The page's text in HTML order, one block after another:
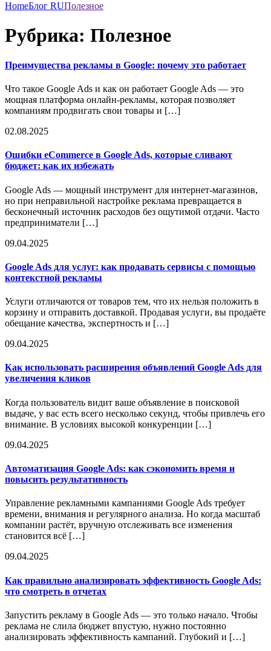
HomeБлог RUПолезное
Рубрика: Полезное
Преимущества рекламы в Google: почему это работает
Что такое Google Ads и как он работает Google Ads — это
мощная платформа онлайн-рекламы, которая позволяет
компаниям продвигать свои товары и […]
02.08.2025
Ошибки eCommerce в Google Ads, которые сливают
бюджет: как их избежать
Google Ads — мощный инструмент для интернет-магазинов,
но при неправильной настройке реклама превращается в
бесконечный источник расходов без ощутимой отдачи. Часто
предприниматели […]
09.04.2025
Google Ads для услуг: как продавать сервисы с помощью
контекстной рекламы
Услуги отличаются от товаров тем, что их нельзя положить в
корзину и отправить доставкой. Продавая услуги, вы продаёте
обещание качества, экспертность и […]
09.04.2025
Как использовать расширения объявлений Google Ads для
увеличения кликов
Когда пользователь видит ваше объявление в поисковой
выдаче, у вас есть всего несколько секунд, чтобы привлечь его
внимание. В условиях высокой конкуренции […]
09.04.2025
Автоматизация Google Ads: как сэкономить время и
повысить результативность
Управление рекламными кампаниями Google Ads требует
времени, внимания и регулярного анализа. Но когда масштаб
компании растёт, вручную отслеживать все изменения
становится всё […]
09.04.2025
Как правильно анализировать эффективность Google Ads:
что смотреть в отчетах
Запустить рекламу в Google Ads — это только начало. Чтобы
реклама не слила бюджет впустую, нужно постоянно
анализировать эффективность кампаний. Глубокий и […]